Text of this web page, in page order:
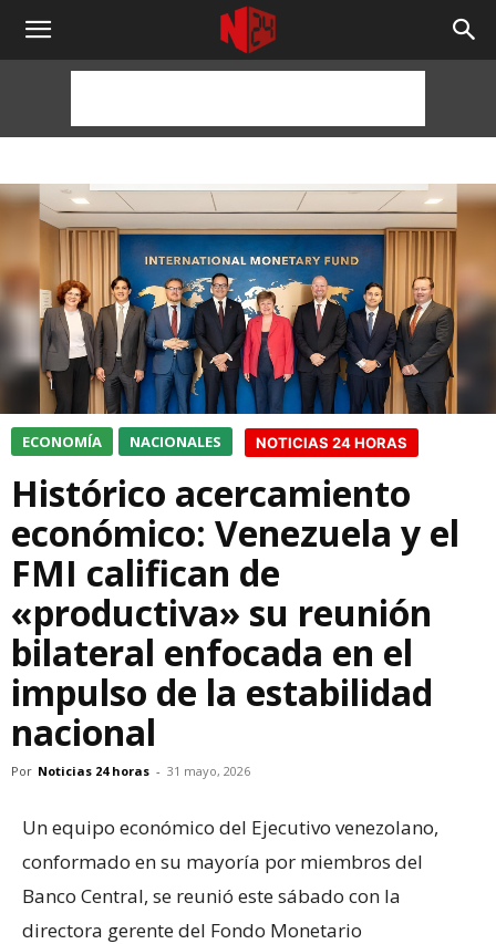
NOTICIAS
HORAS
ECONOMÍA NACIONALES NOTICIAS 24 HORAS
Histórico acercamiento
económico: Venezuela y el
FMI califican de
«productiva» su reunión
bilateral enfocada en el
impulso de la estabilidad
nacional
Por Noticias 24 horas - 31 mayo, 2026
Un equipo económico del Ejecutivo venezolano,
conformado en su mayoría por miembros del
Banco Central, se reunió este sábado con la
directora gerente del Fondo Monetario